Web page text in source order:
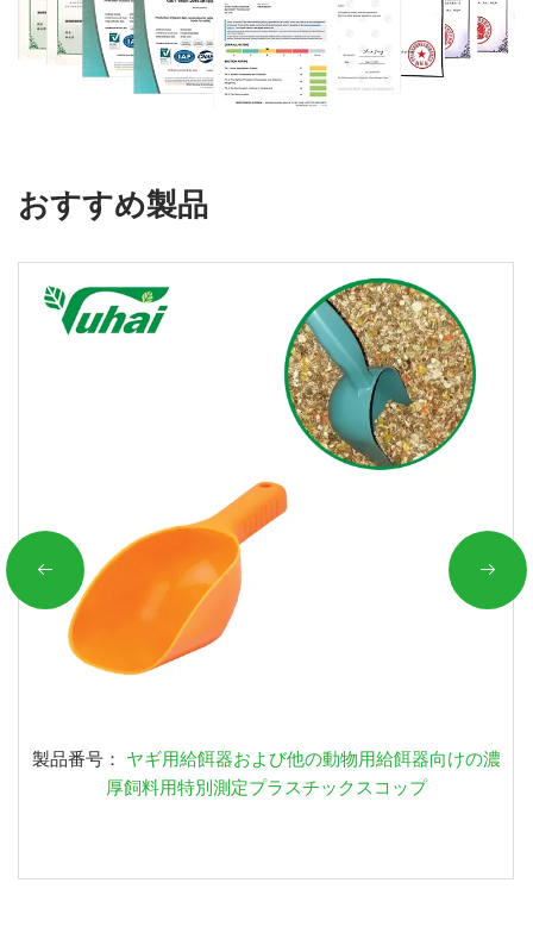
おすすめ製品
製品番号： ヤギ用給餌器および他の動物用給餌器向けの濃
厚飼料用特別測定プラスチックスコップ